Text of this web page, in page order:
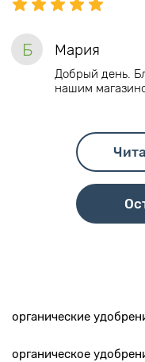
Б Мария
Добрый день.
нашим
органические
органическое